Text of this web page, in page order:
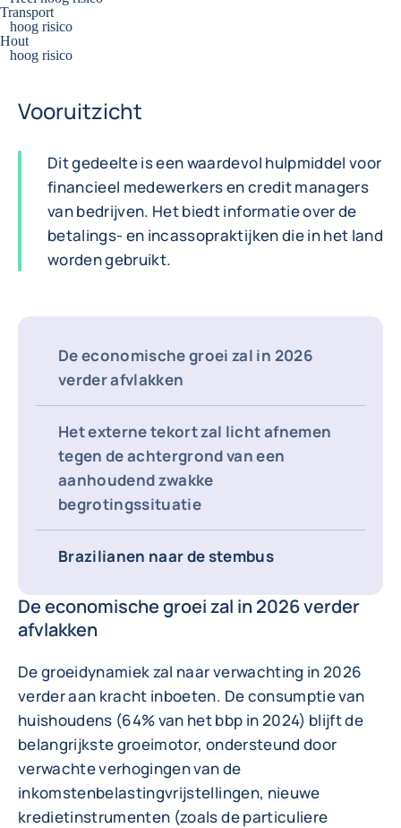
Transport
hoog risico
Hout
hoog risico
Vooruitzicht
Dit gedeelte is een waardevol hulpmiddel voor
financieel medewerkers en credit managers
van bedrijven. Het biedt informatie over de
betalings- en incassopraktijken die in het land
worden gebruikt.
De economische groei zal in 2026
verder afvlakken
Het externe tekort zal licht afnemen
tegen de achtergrond van een
aanhoudend zwakke
begrotingssituatie
Brazilianen naar de stembus
De economische groei zal in 2026 verder
afvlakken
De groeidynamiek zal naar verwachting in 2026
verder aan kracht inboeten. De consumptie van
huishoudens (64% van het bbp in 2024) blijft de
belangrijkste groeimotor, ondersteund door
verwachte verhogingen van de
inkomstenbelastingvrijstellingen, nieuwe
kredietinstrumenten (zoals de particuliere